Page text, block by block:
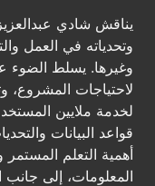
يناقش شادي
وتحدياته في العمل
وغيرها. يسلط الضوء
لاحتياجات المشروع،
لخدمة ملايين
قواعد البيانات
أهمية التعلم
المعلومات، إلى جانب